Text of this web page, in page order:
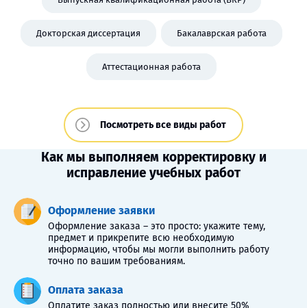
Докторская диссертация Бакалаврская работа
Аттестационная работа
Посмотреть все виды работ
Как мы выполняем корректировку и
исправление учебных работ
Оформление заявки
Оформление заказа – это просто: укажите тему,
предмет и прикрепите всю необходимую
информацию, чтобы мы могли выполнить работу
точно по вашим требованиям.
Оплата заказа
Оплатите заказ полностью или внесите 50%